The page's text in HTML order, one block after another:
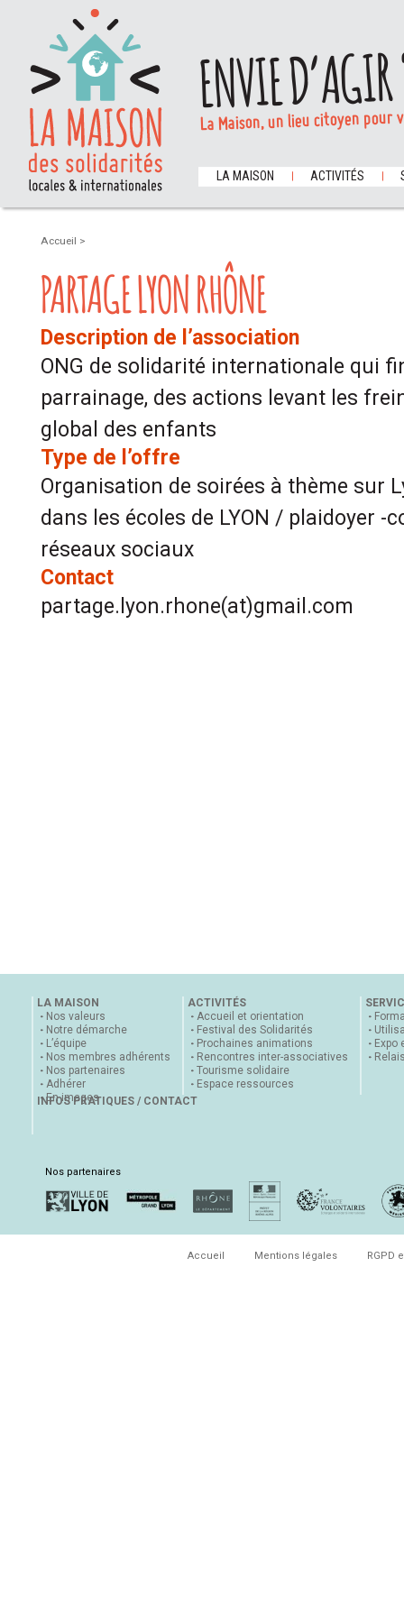
ENVIE
La Maison, un lieu citoyen
LA MAISON ACTIVITÉS
Accueil >
PARTAGE LYON RHÔNE
Description de l’association
ONG de solidarité internationale qui
parrainage, des actions levant les
global des enfants
Type de l’offre
Organisation de soirées à thème sur
dans les écoles de LYON / plaidoyer -
réseaux sociaux
Contact
partage.lyon.rhone(at)gmail.com
LA MAISON
Nos valeurs
Notre démarche
L’équipe
Nos membres adhérents
Nos partenaires
Adhérer
En images
ACTIVITÉS
Accueil et orientation
Festival des Solidarités
Prochaines animations
Rencontres inter-associatives
Tourisme solidaire
Espace ressources
Expo
INFOS PRATIQUES / CONTACT
Nos partenaires
Accueil Mentions légales RGPD